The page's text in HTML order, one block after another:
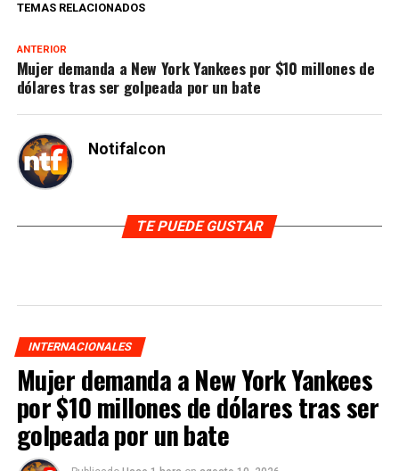
TEMAS RELACIONADOS
ANTERIOR
Mujer demanda a New York Yankees por $10 millones de
dólares tras ser golpeada por un bate
Notifalcon
TE PUEDE GUSTAR
INTERNACIONALES
Mujer demanda a New York Yankees
por $10 millones de dólares tras ser
golpeada por un bate